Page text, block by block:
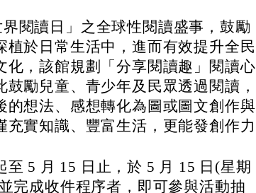
閱讀日」之全球性閱讀盛事，鼓勵
植於日常生活中，進而有效提升全民
化，該館規劃「分享閱讀趣」閱讀心
勵兒童、青少年及民眾透過閱讀，
的想法、感想轉化為圖或圖文創作與
充實知識、豐富生活，更能發創作力
至 5 月 15 日止，於 5 月 15 日(星期
完成收件程序者，即可參與活動抽